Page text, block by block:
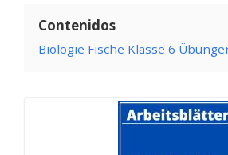
Contenidos
Biologie Fische Klasse 6